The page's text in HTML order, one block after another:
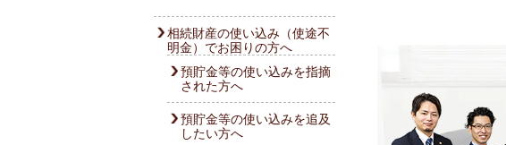
相続財産の使い込み（使途不
明金）でお困りの方へ
預貯金等の使い込みを指摘
された方へ
預貯金等の使い込みを追及
したい方へ